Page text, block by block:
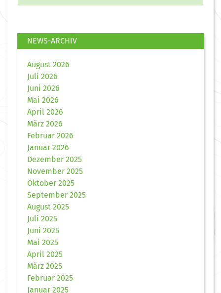
NEWS-ARCHIV
August 2026
Juli 2026
Juni 2026
Mai 2026
April 2026
März 2026
Februar 2026
Januar 2026
Dezember 2025
November 2025
Oktober 2025
September 2025
August 2025
Juli 2025
Juni 2025
Mai 2025
April 2025
März 2025
Februar 2025
Januar 2025